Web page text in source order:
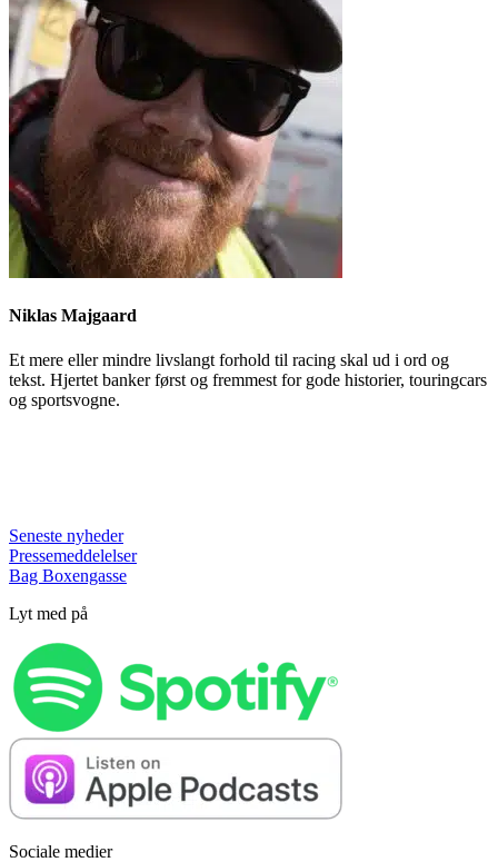
Niklas Majgaard
Et mere eller mindre livslangt forhold til racing skal ud i ord og
tekst. Hjertet banker først og fremmest for gode historier, touringcars
og sportsvogne.
Seneste nyheder
Pressemeddelelser
Bag Boxengasse
Lyt med på
Sociale medier